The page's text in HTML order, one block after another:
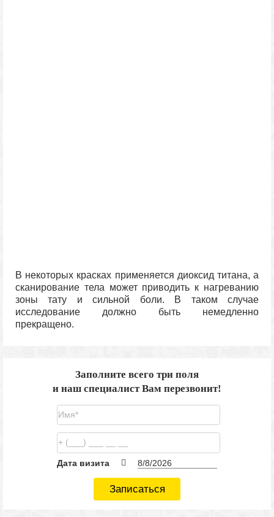
В некоторых красках применяется диоксид титана, а
сканирование тела может приводить к нагреванию
зоны тату и сильной боли. В таком случае
исследование должно быть немедленно
прекращено.
Заполните всего три поля
и наш специалист Вам перезвонит!
Дата визита
Записаться